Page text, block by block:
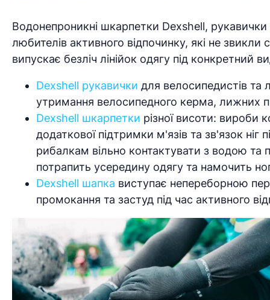
Водонепроникні шкарпетки Dexshell,
любителів активного відпочинку, які не звикли
випускає безліч лінійок одягу під конкретний
Dexshell рукавички для велосипедистів та
утримання велосипедного керма, лижних
Dexshell шкарпетки різної висоти: вироби
додаткової підтримки м'язів та зв'язок
рибалкам вільно контактувати з водою
потрапить усередину одягу та намочить
Dexshell шапка виступає непереборною
промокання та застуд під час активного